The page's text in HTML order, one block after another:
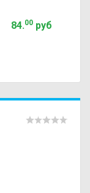
84.00руб